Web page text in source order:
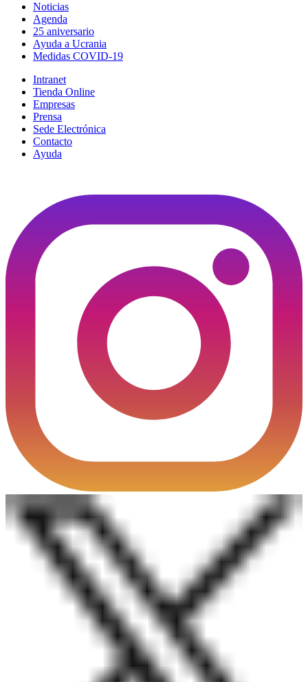
Noticias
Agenda
25 aniversario
Ayuda a Ucrania
Medidas COVID-19
Intranet
Tienda Online
Empresas
Prensa
Sede Electrónica
Contacto
Ayuda